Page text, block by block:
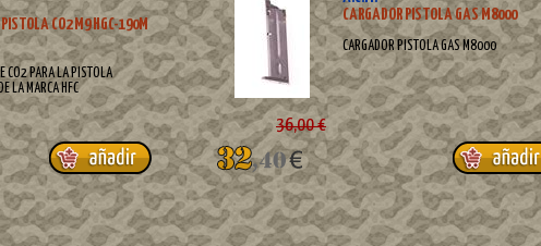
CO2 M9 HGC-190M
CO2 PARA LA PISTOLA
LA MARCA HFC
CARGADOR PISTOLA GAS M8000
CARGADOR PISTOLA GAS M8000
36,00 €